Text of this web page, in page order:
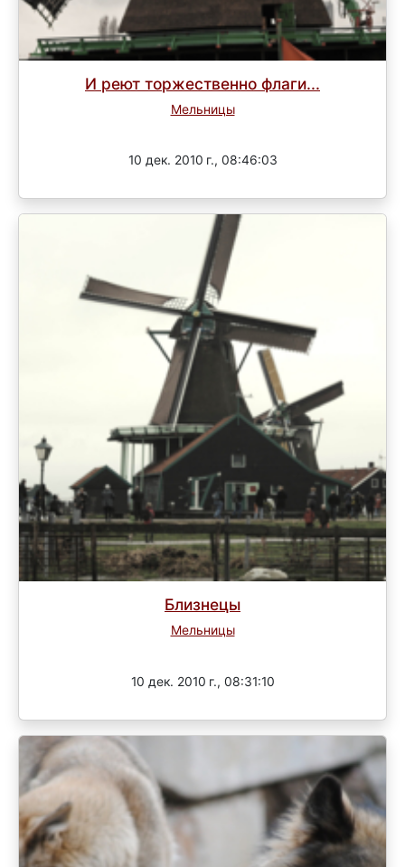
И реют торжественно флаги...
Мельницы
10 дек. 2010 г., 08:46:03
Близнецы
Мельницы
10 дек. 2010 г., 08:31:10